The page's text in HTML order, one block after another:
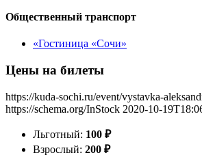
Общественный транспорт
«Гостиница «Сочи»
Цены на билеты
https://kuda-sochi.ru/event/vystavka-
https://schema.org/InStock 2020-10-
Льготный: 100 ₽
Взрослый: 200 ₽